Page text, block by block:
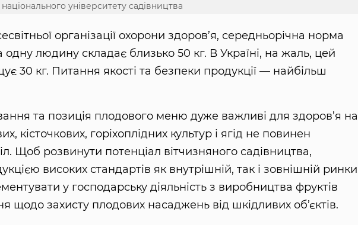
університету садівництва
організації охорони здоров’я, середньорічна норма
людину складає близько 50 кг. В Україні, на жаль, цей
30 кг. Питання якості та безпеки продукції — найбільш
та позиція плодового меню дуже важливі для здоров’я
кісточкових, горіхоплідних культур і ягід не повинен
Щоб розвинути потенціал вітчизняного садівництва,
високих стандартів як внутрішній, так і зовнішній
у господарську діяльність з виробництва фруктів
щодо захисту плодових насаджень від шкідливих об’єктів.